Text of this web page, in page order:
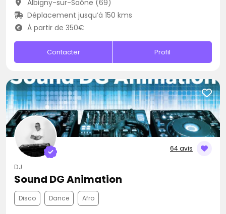
Albigny-sur-Saône (69)
Déplacement jusqu’à 150 kms
À partir de 350€
Contacter Profil
64 avis
DJ
Sound DG Animation
Disco Dance Afro